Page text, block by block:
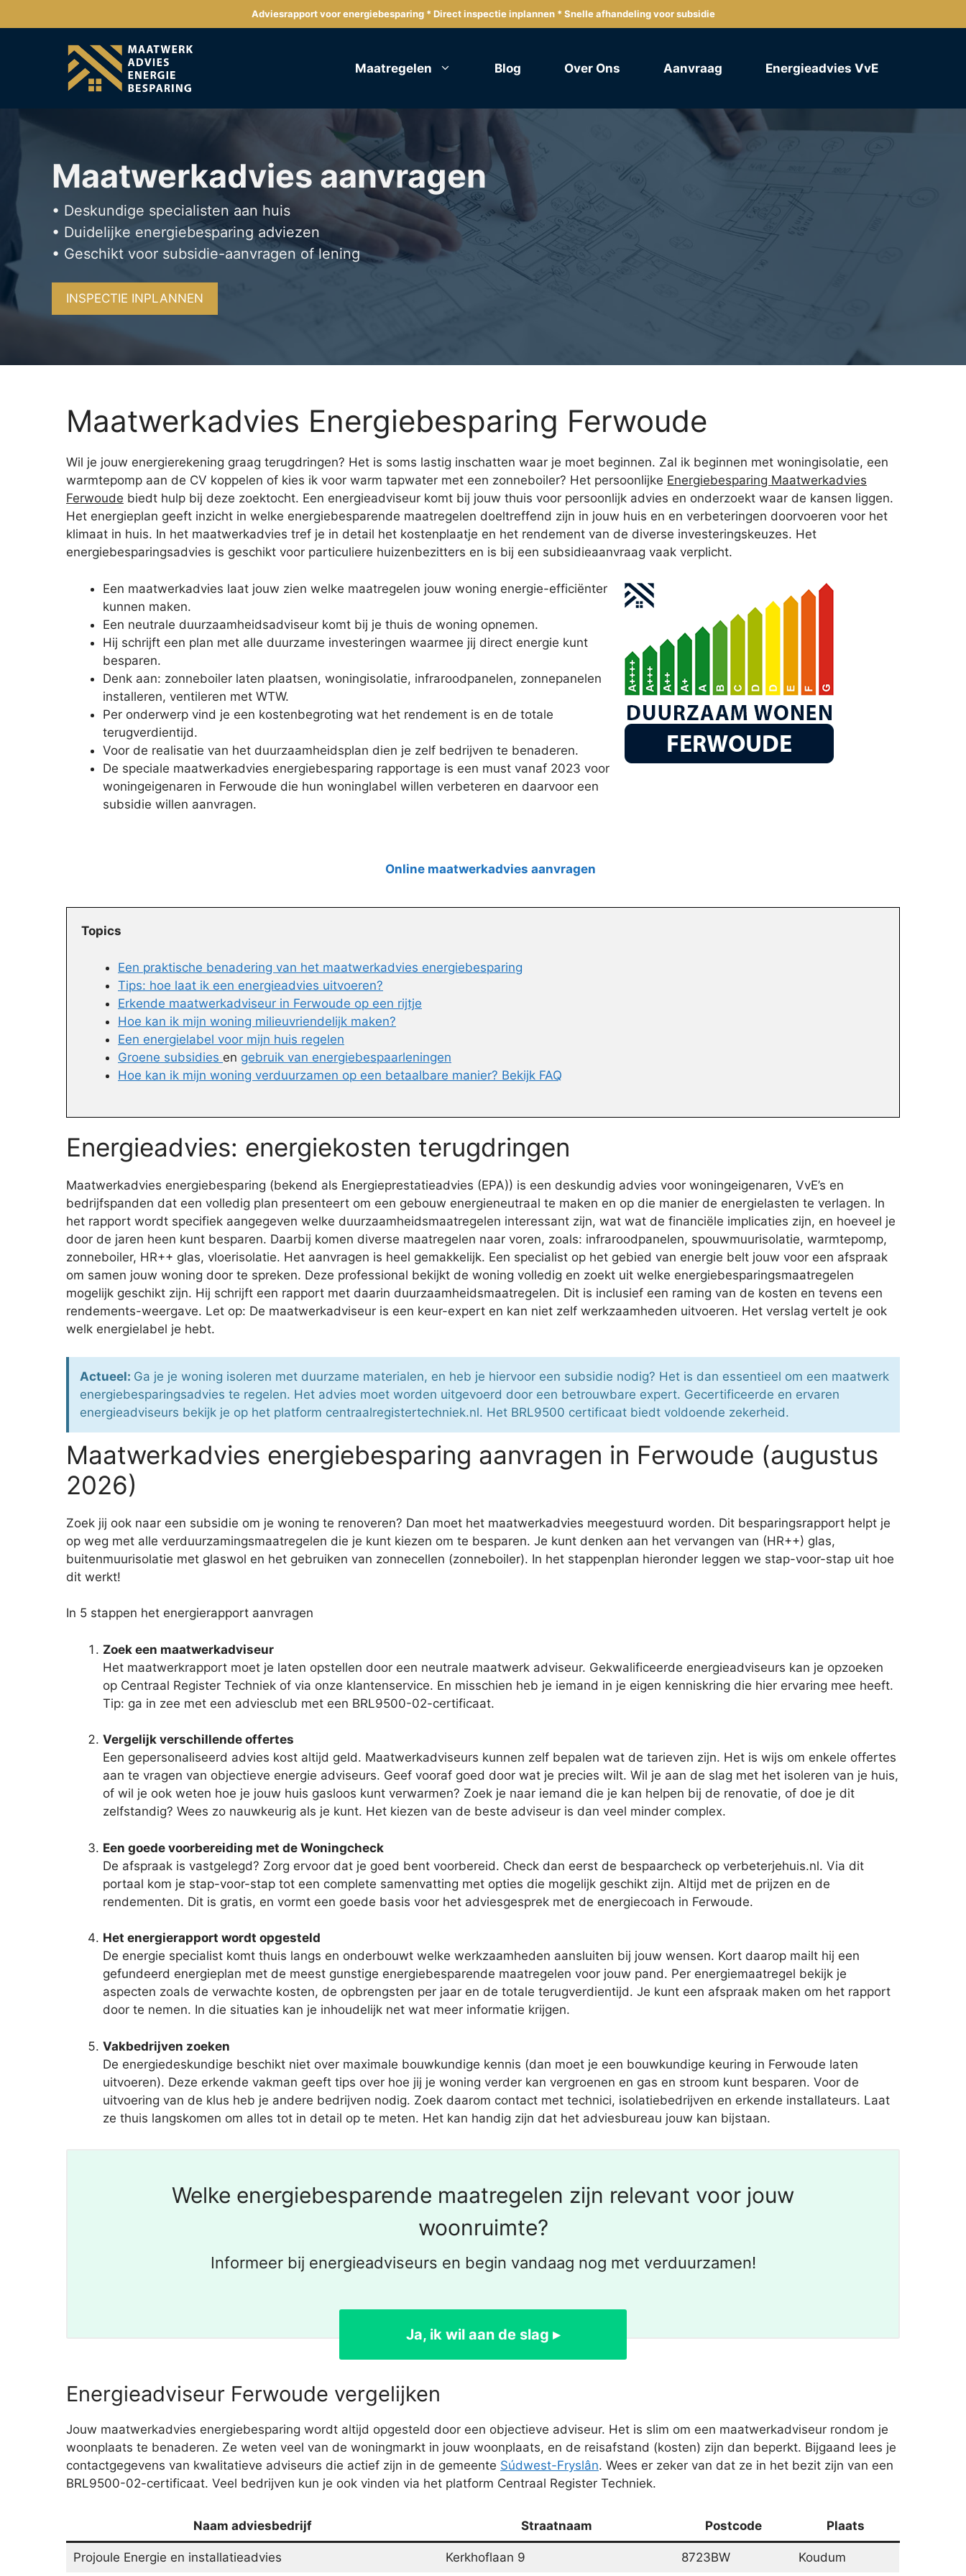
naar
Adviesrapport voor energiebesparing * Direct inspectie inplannen * Snelle afhandeling voor subsidie
Maatregelen Blog Over Ons Aanvraag Energieadvies VvE
Maatwerkadvies aanvragen
• Deskundige specialisten aan huis
• Duidelijke energiebesparing adviezen
• Geschikt voor subsidie-aanvragen of lening
INSPECTIE INPLANNEN
Maatwerkadvies Energiebesparing Ferwoude
Wil je jouw energierekening graag terugdringen? Het is soms lastig inschatten waar je moet beginnen. Zal ik beginnen met woningisolatie, een
warmtepomp aan de CV koppelen of kies ik voor warm tapwater met een zonneboiler? Het persoonlijke Energiebesparing Maatwerkadvies
Ferwoude biedt hulp bij deze zoektocht. Een energieadviseur komt bij jouw thuis voor persoonlijk advies en onderzoekt waar de kansen liggen.
Het energieplan geeft inzicht in welke energiebesparende maatregelen doeltreffend zijn in jouw huis en en verbeteringen doorvoeren voor het
klimaat in huis. In het maatwerkadvies tref je in detail het kostenplaatje en het rendement van de diverse investeringskeuzes. Het
energiebesparingsadvies is geschikt voor particuliere huizenbezitters en is bij een subsidieaanvraag vaak verplicht.
Een maatwerkadvies laat jouw zien welke maatregelen jouw woning energie-efficiënter
kunnen maken.
Een neutrale duurzaamheidsadviseur komt bij je thuis de woning opnemen.
Hij schrijft een plan met alle duurzame investeringen waarmee jij direct energie kunt
besparen.
Denk aan: zonneboiler laten plaatsen, woningisolatie, infraroodpanelen, zonnepanelen
installeren, ventileren met WTW.
Per onderwerp vind je een kostenbegroting wat het rendement is en de totale
terugverdientijd.
Voor de realisatie van het duurzaamheidsplan dien je zelf bedrijven te benaderen.
De speciale maatwerkadvies energiebesparing rapportage is een must vanaf 2023 voor
woningeigenaren in Ferwoude die hun woninglabel willen verbeteren en daarvoor een
subsidie willen aanvragen.
Online maatwerkadvies aanvragen
Topics
Een praktische benadering van het maatwerkadvies energiebesparing
Tips: hoe laat ik een energieadvies uitvoeren?
Erkende maatwerkadviseur in Ferwoude op een rijtje
Hoe kan ik mijn woning milieuvriendelijk maken?
Een energielabel voor mijn huis regelen
Groene subsidies en gebruik van energiebespaarleningen
Hoe kan ik mijn woning verduurzamen op een betaalbare manier? Bekijk FAQ
Energieadvies: energiekosten terugdringen
Maatwerkadvies energiebesparing (bekend als Energieprestatieadvies (EPA)) is een deskundig advies voor woningeigenaren, VvE’s en
bedrijfspanden dat een volledig plan presenteert om een gebouw energieneutraal te maken en op die manier de energielasten te verlagen. In
het rapport wordt specifiek aangegeven welke duurzaamheidsmaatregelen interessant zijn, wat wat de financiële implicaties zijn, en hoeveel je
door de jaren heen kunt besparen. Daarbij komen diverse maatregelen naar voren, zoals: infraroodpanelen, spouwmuurisolatie, warmtepomp,
zonneboiler, HR++ glas, vloerisolatie. Het aanvragen is heel gemakkelijk. Een specialist op het gebied van energie belt jouw voor een afspraak
om samen jouw woning door te spreken. Deze professional bekijkt de woning volledig en zoekt uit welke energiebesparingsmaatregelen
mogelijk geschikt zijn. Hij schrijft een rapport met daarin duurzaamheidsmaatregelen. Dit is inclusief een raming van de kosten en tevens een
rendements-weergave. Let op: De maatwerkadviseur is een keur-expert en kan niet zelf werkzaamheden uitvoeren. Het verslag vertelt je ook
welk energielabel je hebt.
Actueel: Ga je je woning isoleren met duurzame materialen, en heb je hiervoor een subsidie nodig? Het is dan essentieel om een maatwerk
energiebesparingsadvies te regelen. Het advies moet worden uitgevoerd door een betrouwbare expert. Gecertificeerde en ervaren
energieadviseurs bekijk je op het platform centraalregistertechniek.nl. Het BRL9500 certificaat biedt voldoende zekerheid.
Maatwerkadvies energiebesparing aanvragen in Ferwoude (augustus
2026)
Zoek jij ook naar een subsidie om je woning te renoveren? Dan moet het maatwerkadvies meegestuurd worden. Dit besparingsrapport helpt je
op weg met alle verduurzamingsmaatregelen die je kunt kiezen om te besparen. Je kunt denken aan het vervangen van (HR++) glas,
buitenmuurisolatie met glaswol en het gebruiken van zonnecellen (zonneboiler). In het stappenplan hieronder leggen we stap-voor-stap uit hoe
dit werkt!
In 5 stappen het energierapport aanvragen
Zoek een maatwerkadviseur
Het maatwerkrapport moet je laten opstellen door een neutrale maatwerk adviseur. Gekwalificeerde energieadviseurs kan je opzoeken
op Centraal Register Techniek of via onze klantenservice. En misschien heb je iemand in je eigen kenniskring die hier ervaring mee heeft.
Tip: ga in zee met een adviesclub met een BRL9500-02-certificaat.
Vergelijk verschillende offertes
Een gepersonaliseerd advies kost altijd geld. Maatwerkadviseurs kunnen zelf bepalen wat de tarieven zijn. Het is wijs om enkele offertes
aan te vragen van objectieve energie adviseurs. Geef vooraf goed door wat je precies wilt. Wil je aan de slag met het isoleren van je huis,
of wil je ook weten hoe je jouw huis gasloos kunt verwarmen? Zoek je naar iemand die je kan helpen bij de renovatie, of doe je dit
zelfstandig? Wees zo nauwkeurig als je kunt. Het kiezen van de beste adviseur is dan veel minder complex.
Een goede voorbereiding met de Woningcheck
De afspraak is vastgelegd? Zorg ervoor dat je goed bent voorbereid. Check dan eerst de bespaarcheck op verbeterjehuis.nl. Via dit
portaal kom je stap-voor-stap tot een complete samenvatting met opties die mogelijk geschikt zijn. Altijd met de prijzen en de
rendementen. Dit is gratis, en vormt een goede basis voor het adviesgesprek met de energiecoach in Ferwoude.
Het energierapport wordt opgesteld
De energie specialist komt thuis langs en onderbouwt welke werkzaamheden aansluiten bij jouw wensen. Kort daarop mailt hij een
gefundeerd energieplan met de meest gunstige energiebesparende maatregelen voor jouw pand. Per energiemaatregel bekijk je
aspecten zoals de verwachte kosten, de opbrengsten per jaar en de totale terugverdientijd. Je kunt een afspraak maken om het rapport
door te nemen. In die situaties kan je inhoudelijk net wat meer informatie krijgen.
Vakbedrijven zoeken
De energiedeskundige beschikt niet over maximale bouwkundige kennis (dan moet je een bouwkundige keuring in Ferwoude laten
uitvoeren). Deze erkende vakman geeft tips over hoe jij je woning verder kan vergroenen en gas en stroom kunt besparen. Voor de
uitvoering van de klus heb je andere bedrijven nodig. Zoek daarom contact met technici, isolatiebedrijven en erkende installateurs. Laat
ze thuis langskomen om alles tot in detail op te meten. Het kan handig zijn dat het adviesbureau jouw kan bijstaan.
Welke energiebesparende maatregelen zijn relevant voor jouw
woonruimte?
Informeer bij energieadviseurs en begin vandaag nog met verduurzamen!
Ja, ik wil aan de slag ▸
Energieadviseur Ferwoude vergelijken
Jouw maatwerkadvies energiebesparing wordt altijd opgesteld door een objectieve adviseur. Het is slim om een maatwerkadviseur rondom je
woonplaats te benaderen. Ze weten veel van de woningmarkt in jouw woonplaats, en de reisafstand (kosten) zijn dan beperkt. Bijgaand lees je
contactgegevens van kwalitatieve adviseurs die actief zijn in de gemeente Súdwest-Fryslân. Wees er zeker van dat ze in het bezit zijn van een
BRL9500-02-certificaat. Veel bedrijven kun je ook vinden via het platform Centraal Register Techniek.
Naam adviesbedrijf Straatnaam Postcode Plaats
Projoule Energie en installatieadvies Kerkhoflaan 9 8723BW Koudum